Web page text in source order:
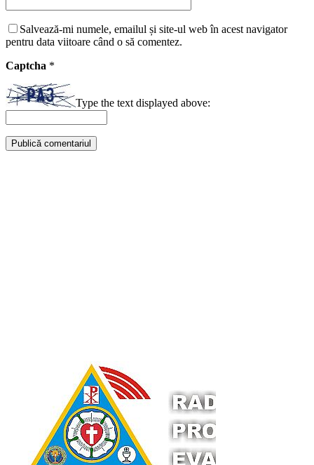
Salvează-mi numele, emailul și site-ul web în acest navigator
pentru data viitoare când o să comentez.
Captcha *
Type the text displayed above: